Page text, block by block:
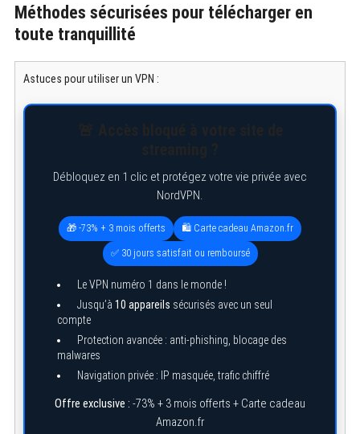
Méthodes sécurisées pour télécharger en
toute tranquillité
Astuces pour utiliser un VPN :
Débloquez en 1 clic et protégez votre vie privée avec
NordVPN.
🎁 -73% + 3 mois offerts 🛍️ Carte cadeau Amazon.fr
✅ 30 jours satisfait ou remboursé
Le VPN numéro 1 dans le monde !
Jusqu’à 10 appareils sécurisés avec un seul
compte
Protection avancée : anti-phishing, blocage des
malwares
Navigation privée : IP masquée, trafic chiffré
Offre exclusive : -73% + 3 mois offerts + Carte cadeau
Amazon.fr
S
a